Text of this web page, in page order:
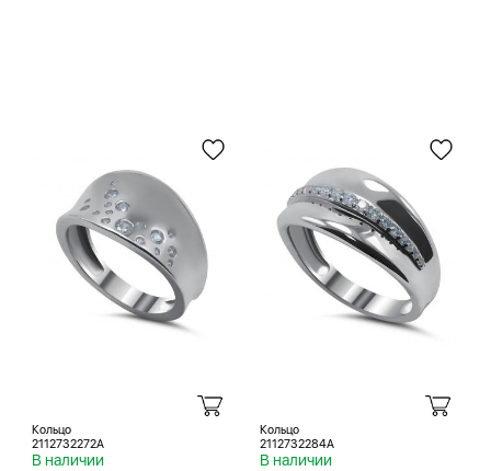
Кольцо
2112732272A
В наличии
Кольцо
2112732284A
В наличии